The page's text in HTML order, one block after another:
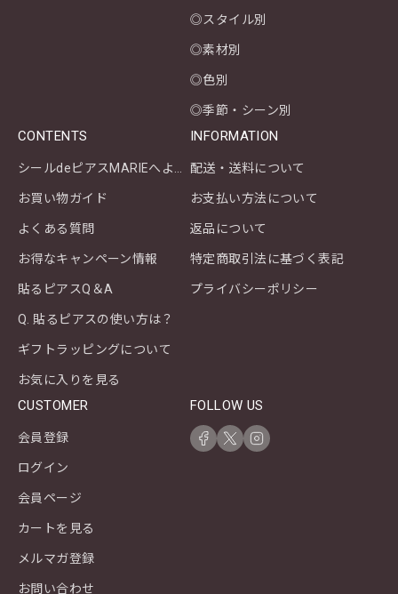
◎スタイル別
◎素材別
◎色別
◎季節・シーン別
CONTENTS
お買い物ガイド
よくある質問
お得なキャンペーン情報
貼るピアスQ＆A
Q. 貼るピアスの使い方は？
ギフトラッピングについて
お気に入りを見る
INFORMATION
配送・送料について
お支払い方法について
返品について
特定商取引法に基づく表記
プライバシーポリシー
CUSTOMER
会員登録
ログイン
会員ページ
カートを見る
メルマガ登録
お問い合わせ
FOLLOW US